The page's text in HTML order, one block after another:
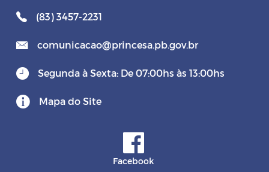
(83) 3457-2231
comunicacao@princesa.pb.gov.br
Segunda à Sexta: De 07:00hs às 13:00hs
Mapa do Site
Facebook